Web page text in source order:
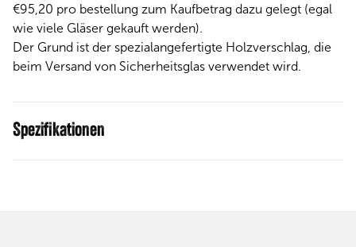
€95,20 pro bestellung zum Kaufbetrag dazu gelegt (egal
wie viele Gläser gekauft werden).
Der Grund ist der spezialangefertigte Holzverschlag, die
beim Versand von Sicherheitsglas verwendet wird.
Spezifikationen